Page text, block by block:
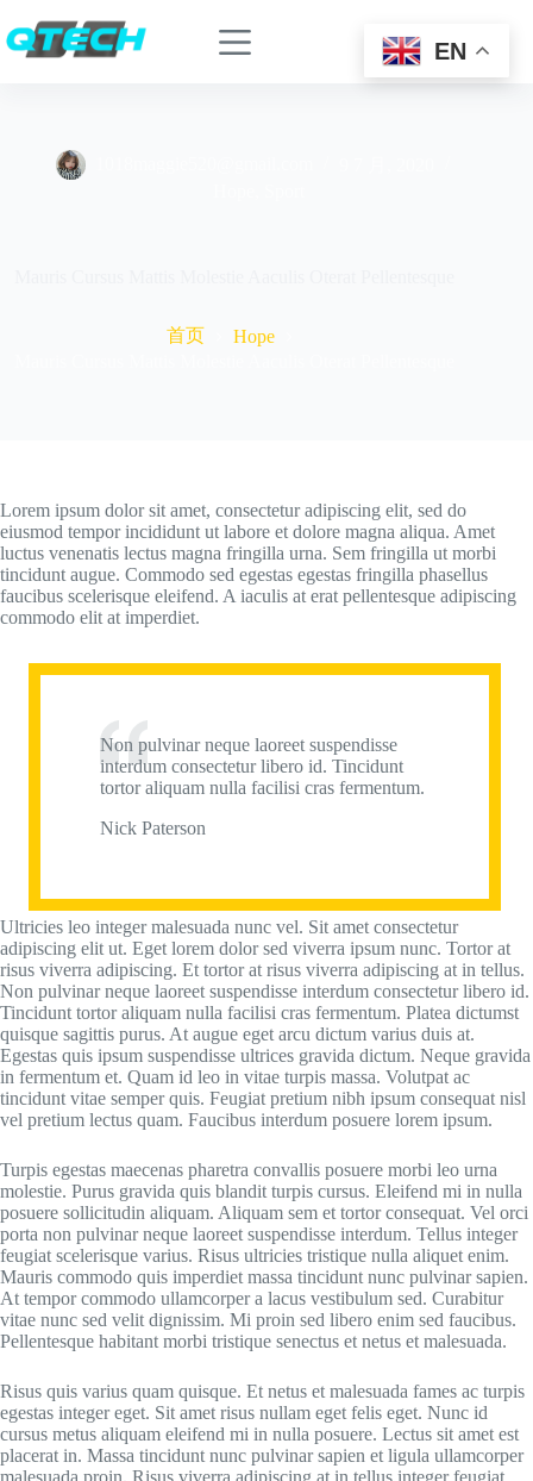
首页
Hope
Lorem ipsum dolor sit amet, consectetur adipiscing elit, sed do
eiusmod tempor incididunt ut labore et dolore magna aliqua. Amet
luctus venenatis lectus magna fringilla urna. Sem fringilla ut morbi
tincidunt augue. Commodo sed egestas egestas fringilla phasellus
faucibus scelerisque eleifend. A iaculis at erat pellentesque adipiscing
commodo elit at imperdiet.
Non pulvinar neque laoreet suspendisse
interdum consectetur libero id. Tincidunt
tortor aliquam nulla facilisi cras fermentum.
Nick Paterson
Ultricies leo integer malesuada nunc vel. Sit amet consectetur
adipiscing elit ut. Eget lorem dolor sed viverra ipsum nunc. Tortor at
risus viverra adipiscing. Et tortor at risus viverra adipiscing at in tellus.
Non pulvinar neque laoreet suspendisse interdum consectetur libero id.
Tincidunt tortor aliquam nulla facilisi cras fermentum. Platea dictumst
quisque sagittis purus. At augue eget arcu dictum varius duis at.
Egestas quis ipsum suspendisse ultrices gravida dictum. Neque gravida
in fermentum et. Quam id leo in vitae turpis massa. Volutpat ac
tincidunt vitae semper quis. Feugiat pretium nibh ipsum consequat nisl
vel pretium lectus quam. Faucibus interdum posuere lorem ipsum.
Turpis egestas maecenas pharetra convallis posuere morbi leo urna
molestie. Purus gravida quis blandit turpis cursus. Eleifend mi in nulla
posuere sollicitudin aliquam. Aliquam sem et tortor consequat. Vel orci
porta non pulvinar neque laoreet suspendisse interdum. Tellus integer
feugiat scelerisque varius. Risus ultricies tristique nulla aliquet enim.
Mauris commodo quis imperdiet massa tincidunt nunc pulvinar sapien.
At tempor commodo ullamcorper a lacus vestibulum sed. Curabitur
vitae nunc sed velit dignissim. Mi proin sed libero enim sed faucibus.
Pellentesque habitant morbi tristique senectus et netus et malesuada.
Risus quis varius quam quisque. Et netus et malesuada fames ac turpis
egestas integer eget. Sit amet risus nullam eget felis eget. Nunc id
cursus metus aliquam eleifend mi in nulla posuere. Lectus sit amet est
placerat in. Massa tincidunt nunc pulvinar sapien et ligula ullamcorper
malesuada proin. Risus viverra adipiscing at in tellus integer feugiat
EN